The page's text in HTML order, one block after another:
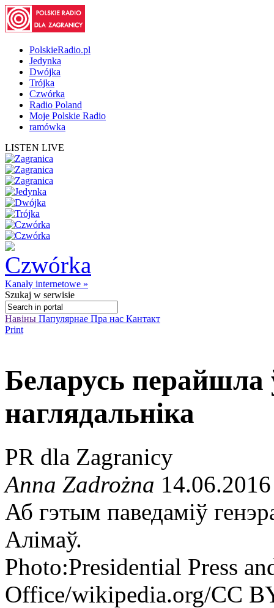
PolskieRadio.pl
Jedynka
Dwójka
Trójka
Czwórka
Radio Poland
Moje Polskie Radio
ramówka
LISTEN LIVE
Kanały internetowe »
Szukaj w serwisie
Навіны Папулярнае Пра нас Кантакт
Print
Беларусь
наглядальніка
PR dla Zagranicy
Anna Zadrożna
Аб гэтым паведаміў
Алімаў.
Photo:Presidential Press
Office/wikipedia.org/CC